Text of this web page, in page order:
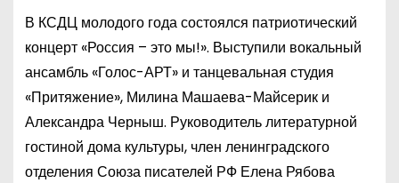
В КСДЦ молодого года состоялся патриотический
концерт «Россия – это мы!». Выступили вокальный
ансамбль «Голос-АРТ» и танцевальная студия
«Притяжение», Милина Машаева-Майсерик и
Александра Черныш. Руководитель литературной
гостиной дома культуры, член ленинградского
отделения Союза писателей РФ Елена Рябова